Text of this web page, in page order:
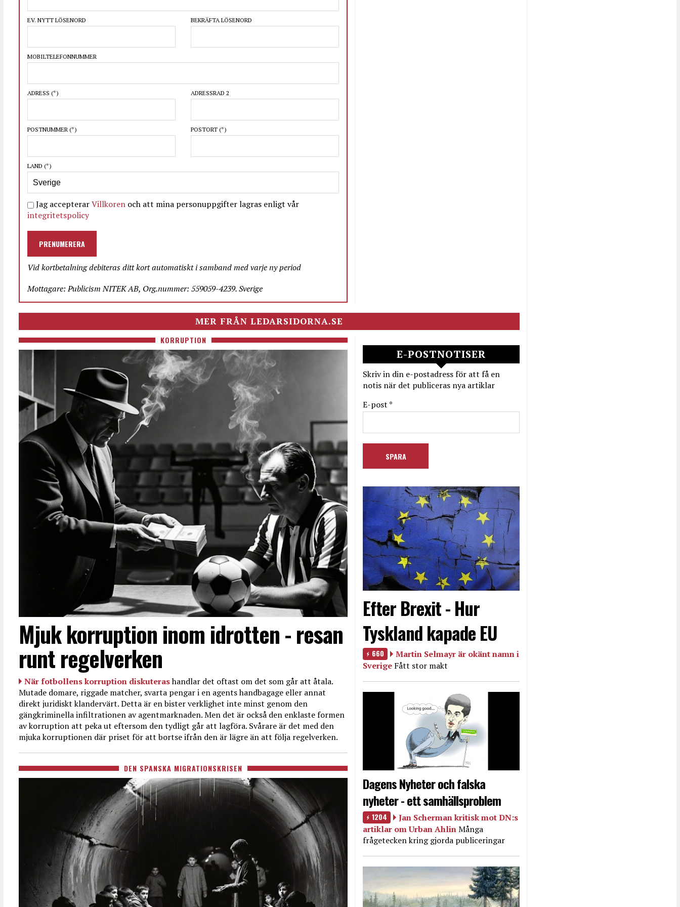
EV. NYTT LÖSENORD BEKRÄFTA LÖSENORD
MOBILTELEFONNUMMER
ADRESS (*) ADRESSRAD 2
POSTNUMMER (*) POSTORT (*)
LAND (*)
Jag accepterarVillkoren och att mina personuppgifter lagras enligt vår
integritetspolicy
PRENUMERERA
Vid kortbetalning debiteras ditt kort automatiskt i samband med varje ny period
Mottagare: Publicism NITEK AB, Org.nummer: 559059-4239. Sverige
MER FRÅN LEDARSIDORNA.SE
KORRUPTION
Mjuk korruption inom idrotten - resan
runt regelverken
När fotbollens korruption diskuterashandlar det oftast om det som går att åtala.
Mutade domare, riggade matcher, svarta pengar i en agents handbagage eller annat
direkt juridiskt klandervärt. Detta är en bister verklighet inte minst genom den
gängkriminella infiltrationen av agentmarknaden. Men det är också den enklaste formen
av korruption att peka ut eftersom den tydligt går att lagföra. Svårare är det med den
mjuka korruptionen där priset för att bortse ifrån den är lägre än att följa regelverken.
DEN SPANSKA MIGRATIONSKRISEN
E-POSTNOTISER
Skriv in din e-postadress för att få en
notis när det publiceras nya artiklar
E-post *
Efter Brexit - Hur
Tyskland kapade EU
660
Martin Selmayr är okänt namn i
Sverige Fått stor makt
Dagens Nyheter och falska
nyheter - ett samhällsproblem
1204
Jan Scherman kritisk mot DN:s
artiklar om Urban AhlinMånga
frågetecken kring gjorda publiceringar